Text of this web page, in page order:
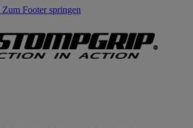
Zum Footer springen